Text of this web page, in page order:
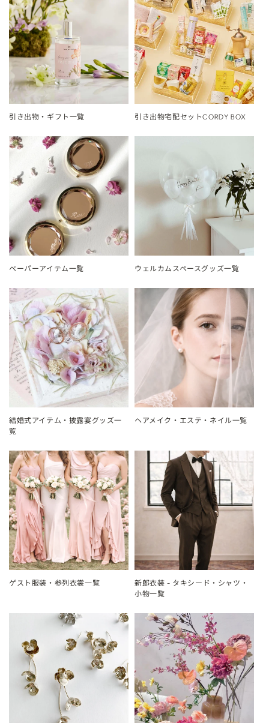
引き出物・ギフト一覧 引き出物宅配セットCORDY BOX
ペーパーアイテム一覧 ウェルカムスペースグッズ一覧
結婚式アイテム・披露宴グッズ一
覧
ヘアメイク・エステ・ネイル一覧
ゲスト服装・参列衣裳一覧
新郎衣装 - タキシード・シャツ・
小物一覧